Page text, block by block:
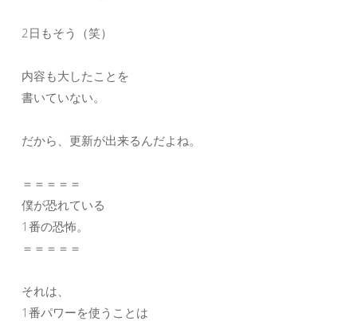
2日もそう（笑）
内容も大したことを
書いていない。
だから、更新が出来るんだよね。
＝＝＝＝＝
僕が恐れている
1番の恐怖。
＝＝＝＝＝
それは、
1番パワーを使うことは